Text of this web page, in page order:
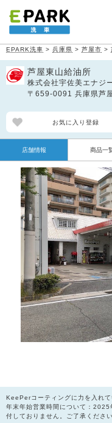
EPARK洗車 > 兵庫県 > 芦屋市 >
芦屋東山給油所
株式会社宇佐美エナジ
〒659-0091 兵庫県芦
お気に入り登録
店舗情報 商品一
KeePerコーティングに力を入れて
年末年始営業時間について：
付しておりません。ご了承ください